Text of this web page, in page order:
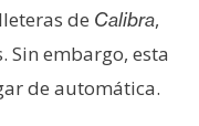
de Calibra,
Sin embargo, esta
de automática.